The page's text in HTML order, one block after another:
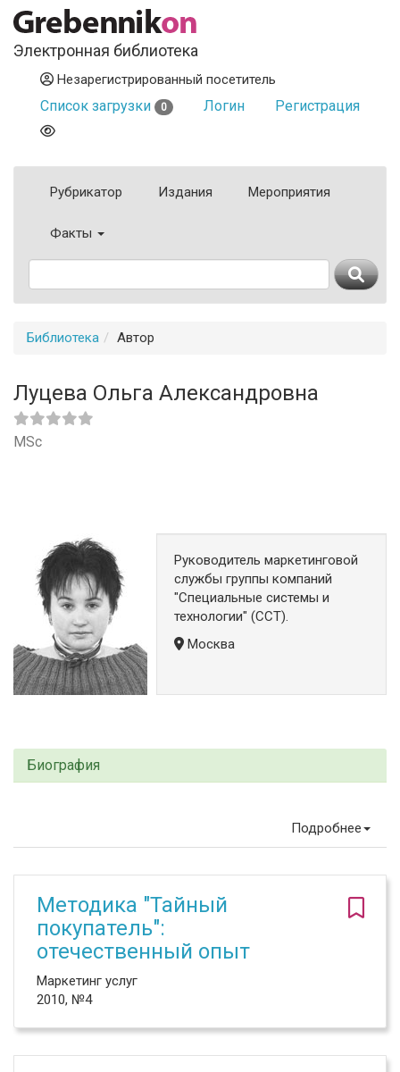
Электронная библиотека
Незарегистрированный посетитель
Список загрузки 0 Логин Регистрация
Рубрикатор Издания Мероприятия
Факты
Библиотека Автор
Луцева Ольга Александровна
MSc
Руководитель маркетинговой
службы группы компаний
"Специальные системы и
технологии" (ССТ).
Москва
Биография
Подробнее
Методика "Тайный
покупатель":
отечественный опыт
Маркетинг услуг
2010, №4